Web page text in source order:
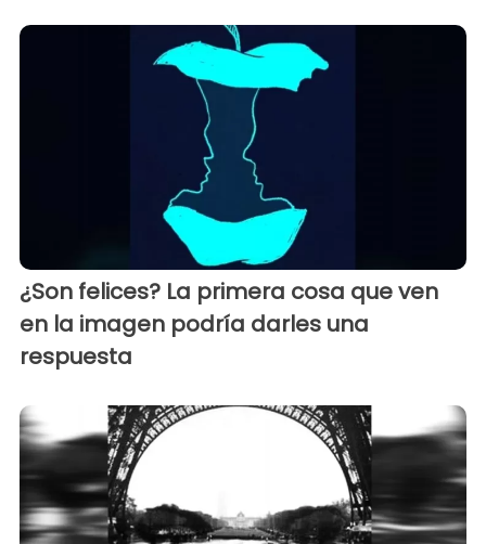
¿Son felices? La primera cosa que ven
en la imagen podría darles una
respuesta